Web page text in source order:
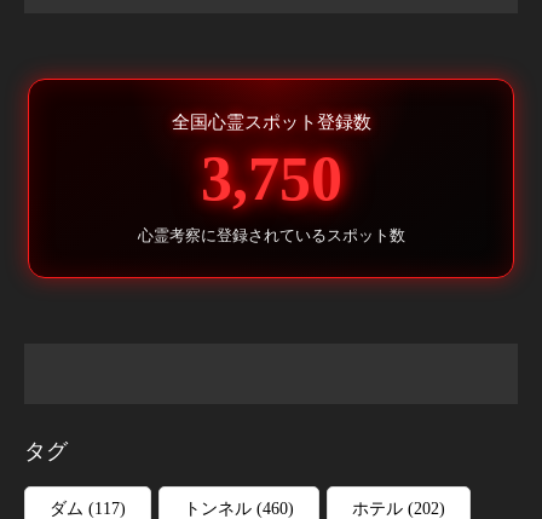
全国心霊スポット登録数
3,750
心霊考察に登録されているスポット数
タグ
ダム (117) トンネル (460) ホテル (202)